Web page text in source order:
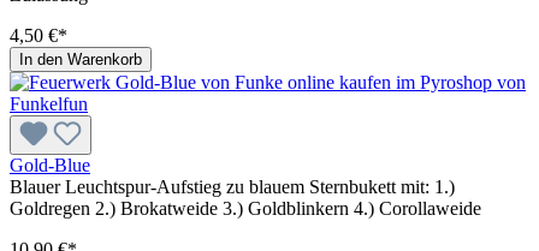
4,50 €*
In den Warenkorb
Gold-Blue
Blauer Leuchtspur-Aufstieg zu blauem Sternbukett mit: 1.)
Goldregen 2.) Brokatweide 3.) Goldblinkern 4.) Corollaweide